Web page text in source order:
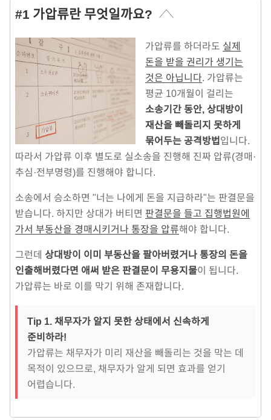
#1 가압류란 무엇일까요?
가압류를 하더라도 실제
돈을 받을 권리가 생기는
것은 아닙니다. 가압류는
평균 10개월이 걸리는
소송기간 동안, 상대방이
재산을 빼돌리지 못하게
묶어두는 공격방법입니다.
따라서 가압류 이후 별도로 실소송을 진행해 진짜 압류(경매·
추심·전부명령)를 진행해야 합니다.
소송에서 승소하면 "너는 나에게 돈을 지급하라"는 판결문을
받습니다. 하지만 상대가 버티면 판결문을 들고 집행법원에
가서 부동산을 경매시키거나 통장을 압류해야 합니다.
그런데 상대방이 이미 부동산을 팔아버렸거나 통장의 돈을
인출해버렸다면 애써 받은 판결문이 무용지물이 됩니다.
가압류는 바로 이를 막기 위해 존재합니다.
Tip 1. 채무자가 알지 못한 상태에서 신속하게
준비하라!
가압류는 채무자가 미리 재산을 빼돌리는 것을 막는 데
목적이 있으므로, 채무자가 알게 되면 효과를 얻기
어렵습니다.